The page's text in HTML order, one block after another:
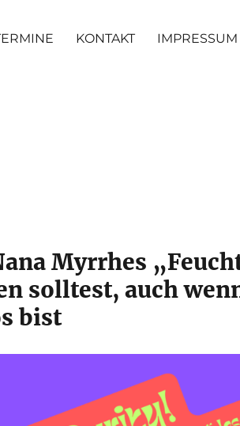
KONTAKT IMPRESSUM
Myrrhes
solltest, auch
bist